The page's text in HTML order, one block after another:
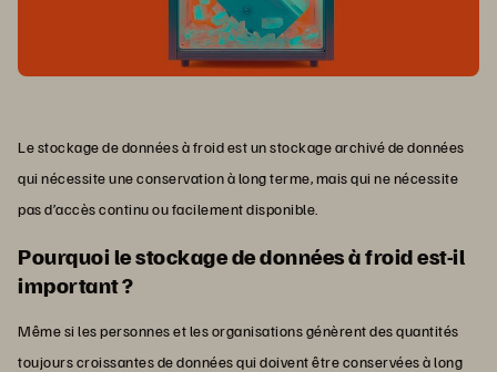
Le stockage de données à froid est un stockage archivé de données
qui nécessite une conservation à long terme, mais qui ne nécessite
pas d’accès continu ou facilement disponible.
Pourquoi le stockage de données à froid est-il
important ?
Même si les personnes et les organisations génèrent des quantités
toujours croissantes de données qui doivent être conservées à long